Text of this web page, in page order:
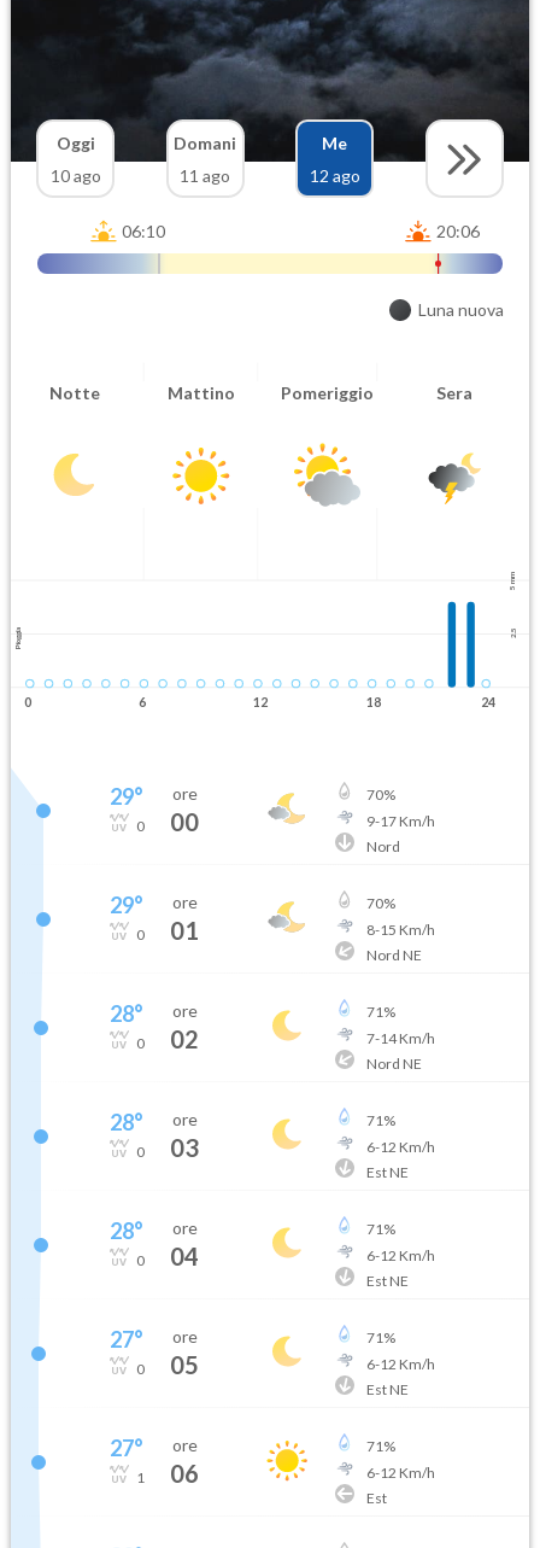
Oggi
10 ago
Domani
11 ago
Me
12 ago
06:10 20:06
Luna nuova
Notte Mattino Pomeriggio Sera
5 mm
2.5
Pioggia
0 6 12 18 24
29°
0
ore
00
70%
9-17Km/h
Nord
29°
0
ore
01
70%
8-15 Km/h
Nord NE
28°
0
ore
02
71%
7-14Km/h
Nord NE
28°
0
ore
03
71%
6-12 Km/h
Est NE
28°
0
ore
04
71%
6-12 Km/h
Est NE
27°
0
ore
05
71%
6-12 Km/h
Est NE
27°
1
ore
06
71%
6-12 Km/h
Est